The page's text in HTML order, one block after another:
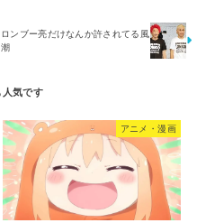
ロンブー亮だけなんか許されてる風
潮
アニメ・漫画